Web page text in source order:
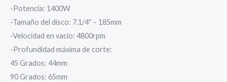
-Potencia: 1400W
-Tamaño del disco: 7.1/4″ – 185mm
-Velocidad en vacío: 4800rpm
-Profundidad máxima de corte:
45 Grados: 44mm
90 Grados: 65mm